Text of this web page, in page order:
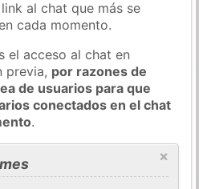
al chat que más se
cada momento.
el acceso al chat en
previa, por razones de
de usuarios para que
conectados en el chat
.
×